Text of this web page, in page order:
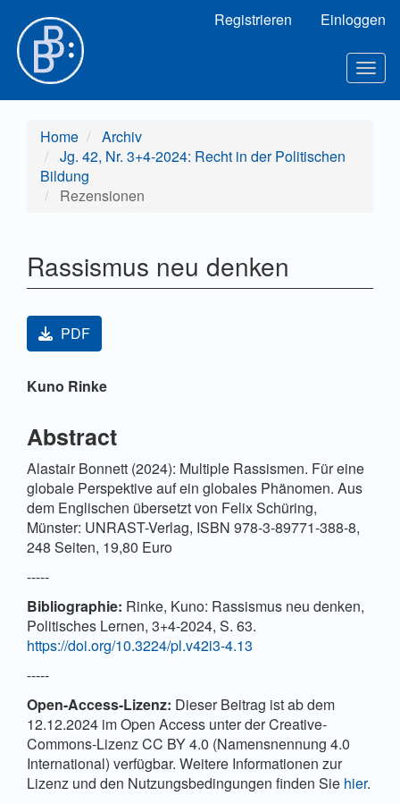
Hauptinhalt
Sidebar
Registrieren Einloggen
Home
Archiv
Jg. 42, Nr. 3+4-2024: Recht in der Politischen
Bildung
Rezensionen
Rassismus neu denken
Artikel-Sidebar
PDF
Hauptsächlicher Artikelinhalt
Kuno Rinke
Abstract
Alastair Bonnett (2024): Multiple Rassismen. Für eine
globale Perspektive auf ein globales Phänomen. Aus
dem Englischen übersetzt von Felix Schüring,
Münster: UNRAST-Verlag, ISBN 978-3-89771-388-8,
248 Seiten, 19,80 Euro
-----
Bibliographie: Rinke, Kuno: Rassismus neu denken,
Politisches Lernen, 3+4-2024, S. 63.
https://doi.org/10.3224/pl.v42i3-4.13
-----
Open-Access-Lizenz: Dieser Beitrag ist ab dem
12.12.2024 im Open Access unter der Creative-
Commons-Lizenz CC BY 4.0 (Namensnennung 4.0
International) verfügbar. Weitere Informationen zur
Lizenz und den Nutzungsbedingungen finden Sie hier.